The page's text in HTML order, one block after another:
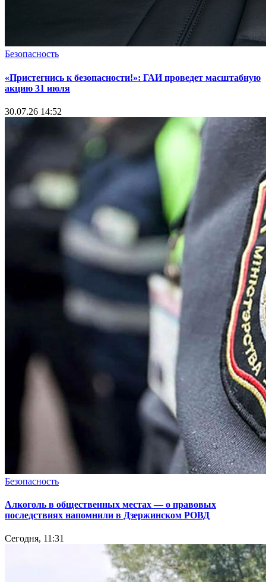
Безопасность
«Пристегнись к безопасности!»: ГАИ проведет масштабную
акцию 31 июля
30.07.26 14:52
Безопасность
Алкоголь в общественных местах — о правовых
последствиях напомнили в Дзержинском РОВД
Сегодня, 11:31